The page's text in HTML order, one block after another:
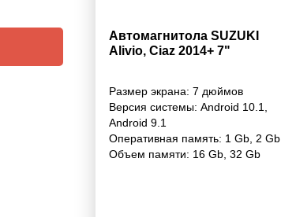
Автомагнитола SUZUKI
Alivio, Ciaz 2014+ 7"
Размер экрана: 7 дюймов
Версия системы: Android 10.1
Android 9.1
Оперативная память: 1 Gb 2 Gb
Объем памяти: 16 Gb 32 Gb